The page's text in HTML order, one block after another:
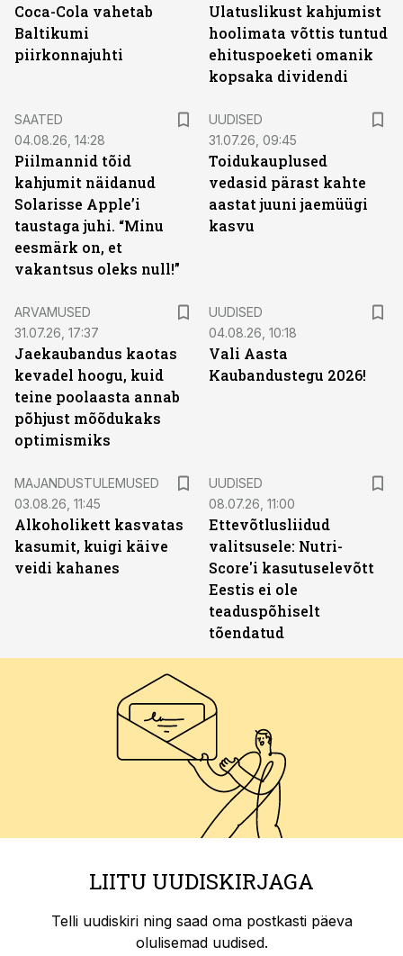
Coca-Cola vahetab
Baltikumi
piirkonnajuhti
Ulatuslikust kahjumist
hoolimata võttis tuntud
ehituspoeketi omanik
kopsaka dividendi
SAATED
04.08.26, 14:28
Piilmannid tõid
kahjumit näidanud
Solarisse Apple’i
taustaga juhi. “Minu
eesmärk on, et
vakantsus oleks null!”
UUDISED
31.07.26, 09:45
Toidukauplused
vedasid pärast kahte
aastat juuni jaemüügi
kasvu
ARVAMUSED
31.07.26, 17:37
Jaekaubandus kaotas
kevadel hoogu, kuid
teine poolaasta annab
põhjust mõõdukaks
optimismiks
UUDISED
04.08.26, 10:18
Vali Aasta
Kaubandustegu 2026!
MAJANDUSTULEMUSED
03.08.26, 11:45
Alkoholikett kasvatas
kasumit, kuigi käive
veidi kahanes
UUDISED
08.07.26, 11:00
Ettevõtlusliidud
valitsusele: Nutri-
Score'i kasutuselevõtt
Eestis ei ole
teaduspõhiselt
tõendatud
LIITU UUDISKIRJAGA
Telli uudiskiri ning saad oma postkasti päeva
olulisemad uudised.